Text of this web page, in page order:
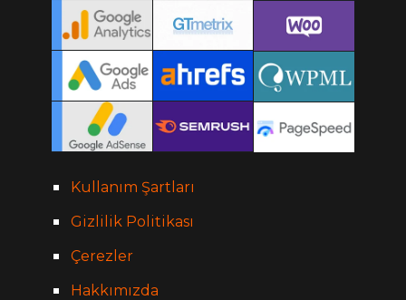
Kullanım Şartları
Gizlilik Politikası
Çerezler
Hakkımızda